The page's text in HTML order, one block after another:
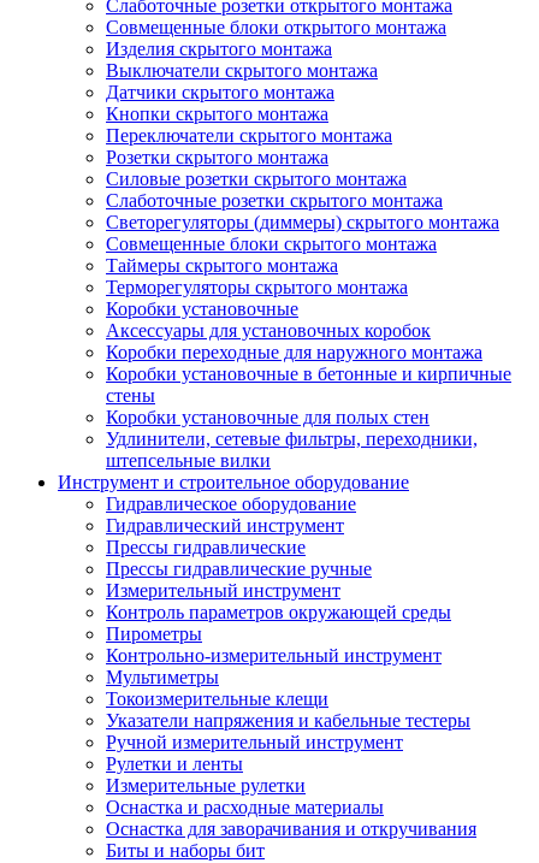
Слаботочные розетки открытого монтажа
Совмещенные блоки открытого монтажа
Изделия скрытого монтажа
Выключатели скрытого монтажа
Датчики скрытого монтажа
Кнопки скрытого монтажа
Переключатели скрытого монтажа
Розетки скрытого монтажа
Силовые розетки скрытого монтажа
Слаботочные розетки скрытого монтажа
Светорегуляторы (диммеры) скрытого монтажа
Совмещенные блоки скрытого монтажа
Таймеры скрытого монтажа
Терморегуляторы скрытого монтажа
Коробки установочные
Аксессуары для установочных коробок
Коробки переходные для наружного монтажа
Коробки установочные в бетонные и кирпичные
стены
Коробки установочные для полых стен
Удлинители, сетевые фильтры, переходники,
штепсельные вилки
Инструмент и строительное оборудование
Гидравлическое оборудование
Гидравлический инструмент
Прессы гидравлические
Прессы гидравлические ручные
Измерительный инструмент
Контроль параметров окружающей среды
Пирометры
Контрольно-измерительный инструмент
Мультиметры
Токоизмерительные клещи
Указатели напряжения и кабельные тестеры
Ручной измерительный инструмент
Рулетки и ленты
Измерительные рулетки
Оснастка и расходные материалы
Оснастка для заворачивания и откручивания
Биты и наборы бит